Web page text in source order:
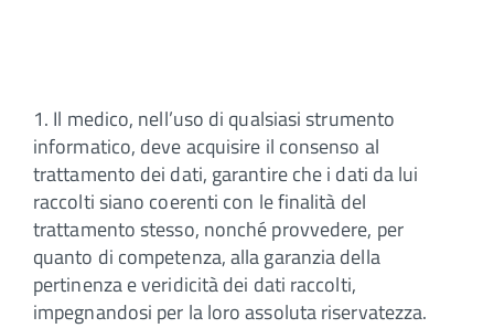
1. Il medico, nell’uso di qualsiasi strumento
informatico, deve acquisire il consenso al
trattamento dei dati, garantire che i dati da lui
raccolti siano coerenti con le finalità del
trattamento stesso, nonché provvedere, per
quanto di competenza, alla garanzia della
pertinenza e veridicità dei dati raccolti,
impegnandosi per la loro assoluta riservatezza.